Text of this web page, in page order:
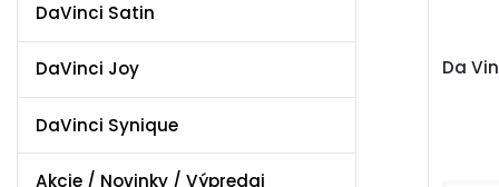
DaVinci Satin
DaVinci Joy
DaVinci Synique
Akcie / Novinky / Výpredaj
Da